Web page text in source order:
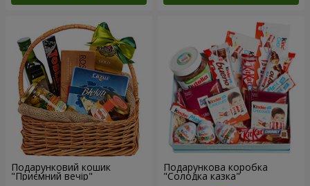
Подарунковий кошик
"Приємний вечір"
Подарункова коробка
"Солодка казка"